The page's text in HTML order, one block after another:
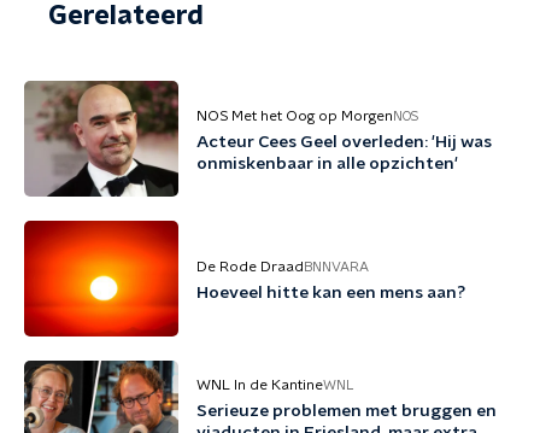
Gerelateerd
NOS Met het Oog op Morgen NOS
Acteur Cees Geel overleden: 'Hij was
onmiskenbaar in alle opzichten'
De Rode Draad BNNVARA
Hoeveel hitte kan een mens aan?
WNL In de KantineWNL
Serieuze problemen met bruggen en